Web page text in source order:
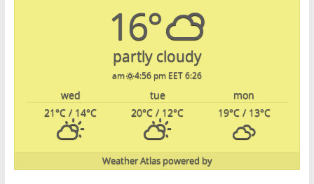
16°
partly cloudy
6:26 am
4:56 pm EET
mon
tue
wed
19°C/ 13°C
20°C / 12°C
21°C / 14°C
powered by
Weather Atlas